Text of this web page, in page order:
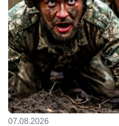
07.08.2026